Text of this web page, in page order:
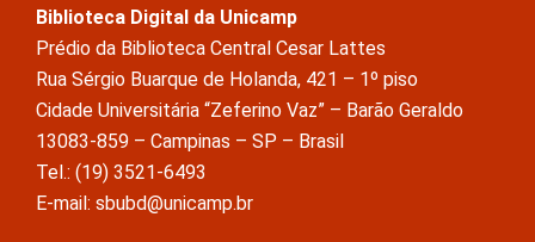
Biblioteca Digital da Unicamp
Prédio da Biblioteca Central Cesar Lattes
Rua Sérgio Buarque de Holanda, 421 – 1º piso
Cidade Universitária “Zeferino Vaz” – Barão Geraldo
13083-859 – Campinas – SP – Brasil
Tel.: (19) 3521-6493
E-mail: sbubd@unicamp.br